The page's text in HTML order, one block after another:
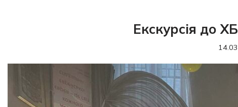
Екскурсія до